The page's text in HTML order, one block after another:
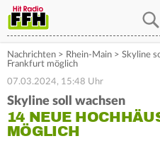
Nachrichten > Rhein-Main > Skyline
Frankfurt möglich
07.03.2024, 15:48 Uhr
Skyline soll wachsen
14 NEUE
MÖGLICH